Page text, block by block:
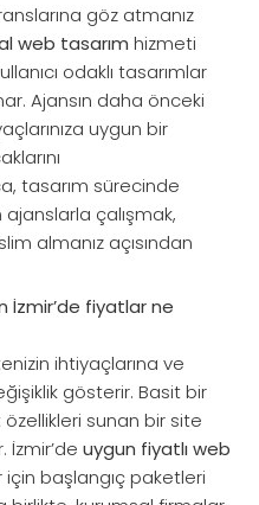
göz atmanız
web tasarım hizmeti
odaklı tasarımlar
Ajansın daha önceki
uygun bir
tasarım sürecinde
çalışmak,
almanız açısından
İzmir’de fiyatlar ne
ihtiyaçlarına ve
gösterir. Basit bir
sunan bir site
İzmir’de uygun fiyatlı web
için başlangıç paketleri